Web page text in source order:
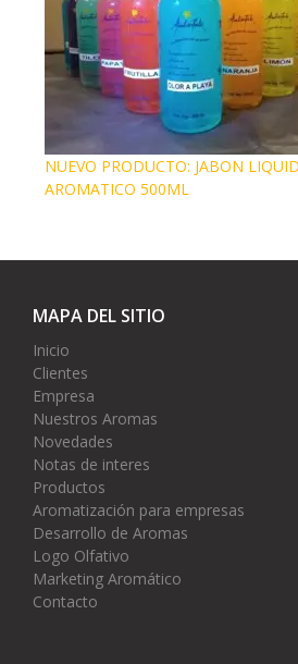
NUEVO PRODUCTO: JABON
AROMATICO 500ML
MAPA DEL SITIO
Inicio
Clientes
Empresa
Nuestros Aromas
Novedades
Notas de interes
Productos
Aromatización para empresas
Desarrollo de Aromas
Logo Olfativo
Marketing Aromático
Contacto